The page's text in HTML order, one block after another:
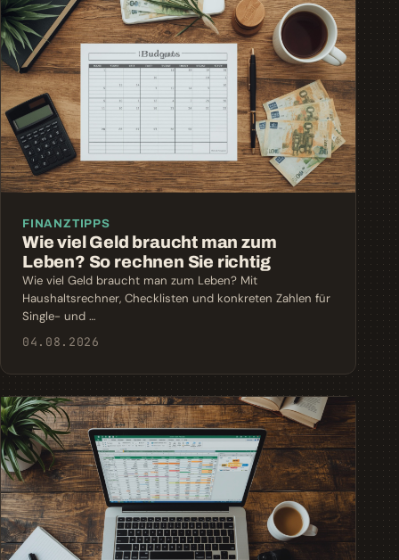
FINANZTIPPS
Wie viel Geld braucht man zum
Leben? So rechnen Sie richtig
Wie viel Geld braucht man zum Leben? Mit
Haushaltsrechner, Checklisten und konkreten Zahlen für
Single- und …
04.08.2026